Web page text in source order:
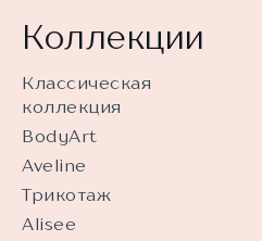
Коллекции
Классическая
коллекция
BodyArt
Aveline
Трикотаж
Alisee